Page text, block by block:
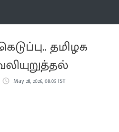
தமிழக
May 28, 2026, 08:05 IST